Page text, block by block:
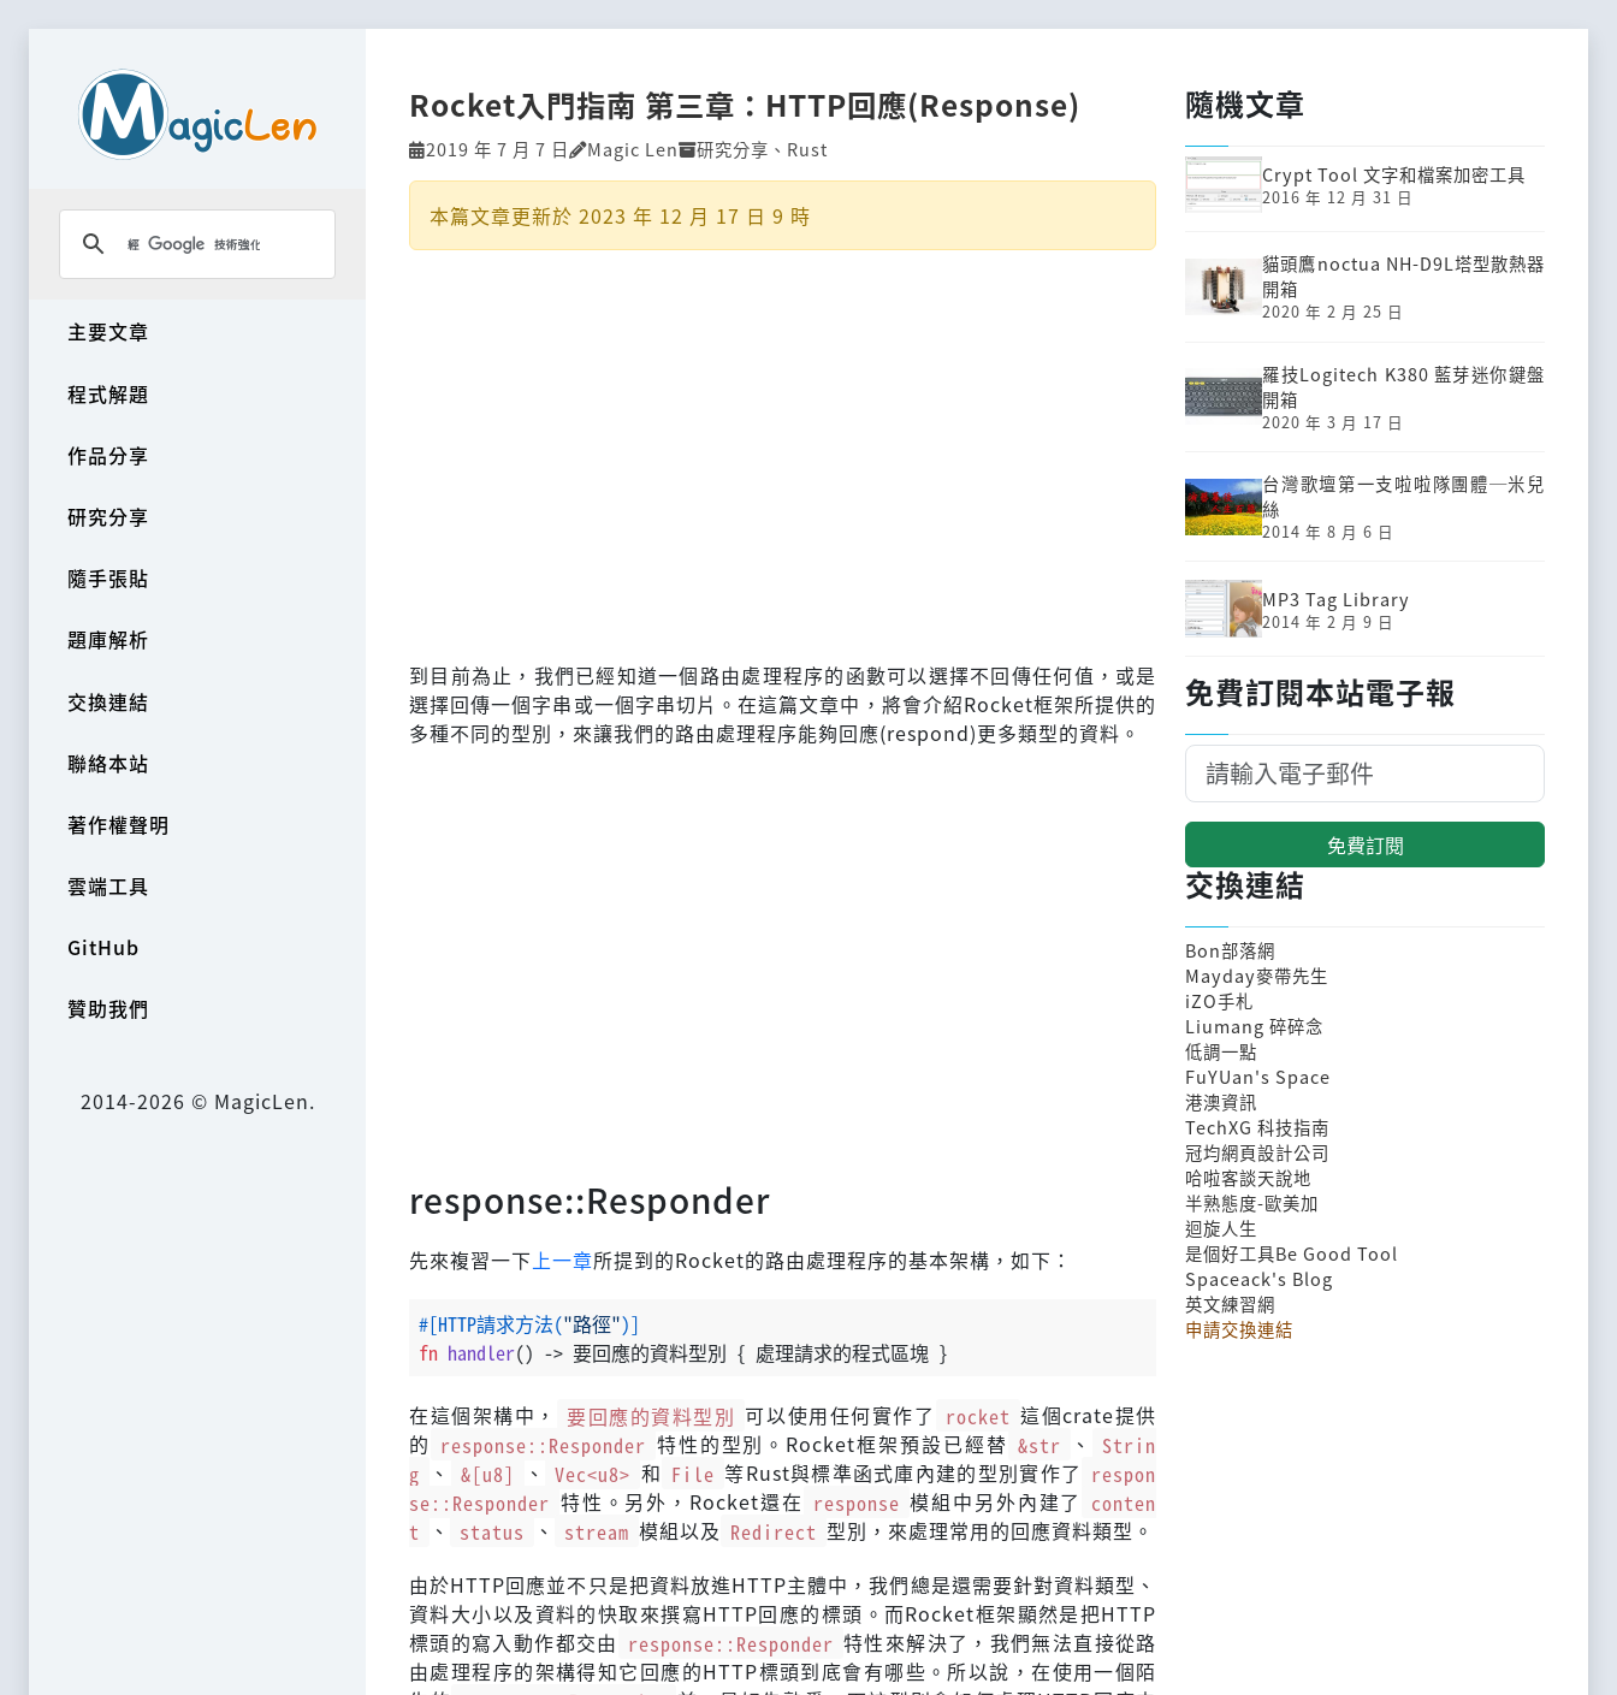
主要文章
程式解題
作品分享
研究分享
隨手張貼
題庫解析
交換連結
聯絡本站
著作權聲明
雲端工具
GitHub
贊助我們
2014-2026 © MagicLen.
Rocket入門指南 第三章：HTTP回應(Response)
2019 年 7 月 7 日 Magic Len 研究分享 、 Rust
本篇文章更新於 2023 年 12 月 17 日 9 時
到目前為止，我們已經知道一個路由處理程序的函數可以選擇不回傳任何值，或是
選擇回傳一個字串或一個字串切片。在這篇文章中，將會介紹Rocket框架所提供的
多種不同的型別，來讓我們的路由處理程序能夠回應(respond)更多類型的資料。
response::Responder
先來複習一下 上一章所提到的Rocket的路由處理程序的基本架構，如下：
#[HTTP請求方法("路徑")]
fn handler() -> 要回應的資料型別 { 處理請求的程式區塊 }
在這個架構中， 要回應的資料型別 可以使用任何實作了 rocket 這個crate提供
的 response::Responder 特性的型別。Rocket框架預設已經替 &str 、
Strin
g
、 &[u8] 、 Vec<u8> 和 File 等Rust與標準函式庫內建的型別實作了 respon
se::Responder 特性。另外，Rocket還在 response 模組中另外內建了 conten
t
、 status 、 stream 模組以及 Redirect 型別，來處理常用的回應資料類型。
由於HTTP回應並不只是把資料放進HTTP主體中，我們總是還需要針對資料類型、
資料大小以及資料的快取來撰寫HTTP回應的標頭。而Rocket框架顯然是把HTTP
標頭的寫入動作都交由 response::Responder 特性來解決了，我們無法直接從路
由處理程序的架構得知它回應的HTTP標頭到底會有哪些。所以說，在使用一個陌
隨機文章
Crypt Tool 文字和檔案加密工具
2016 年 12 月 31 日
貓頭鷹noctua NH-D9L塔型散熱器
開箱
2020 年 2 月 25 日
羅技Logitech K380 藍芽迷你鍵盤
開箱
2020 年 3 月 17 日
台灣歌壇第一支啦啦隊團體─米兒
絲
2014 年 8 月 6 日
MP3 Tag Library
2014 年 2 月 9 日
免費訂閱本站電子報
免費訂閱
交換連結
Bon部落網
Mayday麥帶先生
iZO手札
Liumang 碎碎念
低調一點
FuYUan's Space
港澳資訊
TechXG 科技指南
冠均網頁設計公司
哈啦客談天說地
半熟態度-歐美加
迴旋人生
是個好工具Be Good Tool
Spaceack's Blog
英文練習網
申請交換連結